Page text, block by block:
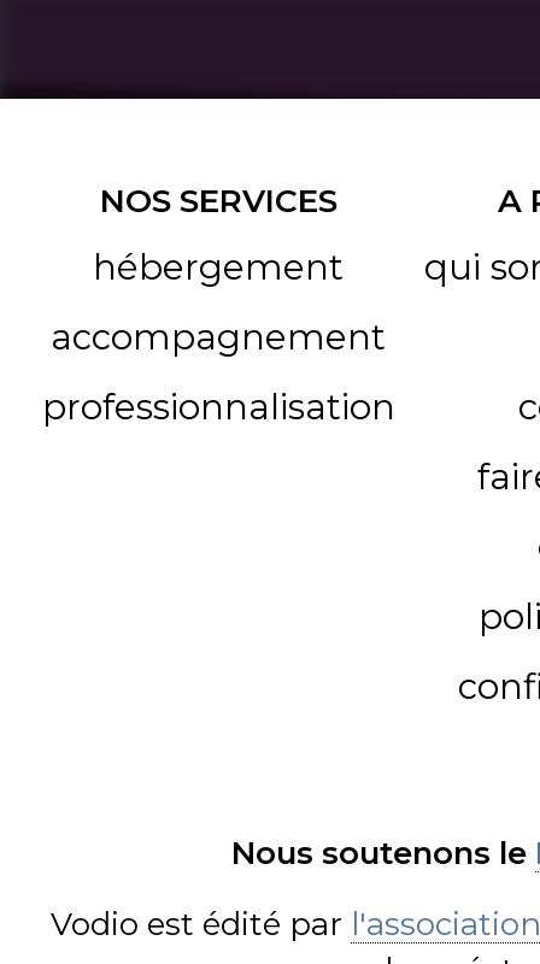
NOS SERVICES
hébergement
accompagnement
professionnalisation
A
qui